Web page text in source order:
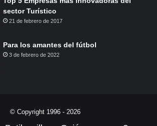
sector Turístico
21 de febrero de 2017
Para los amantes del fútbol
3 de febrero de 2022
© Copyright 1996 - 2026